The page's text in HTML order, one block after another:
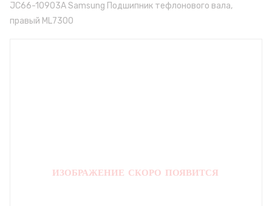
JC66-10903A Samsung Подшипник тефлонового вала,
правый ML7300